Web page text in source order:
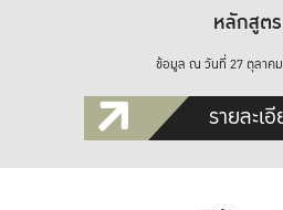
หลักสูตร
ข้อมูล ณ วันที่ 27 ตุลาค
รายละเ